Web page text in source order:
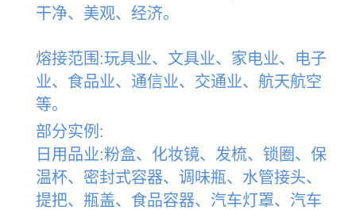
干净、美观、经济。
熔接范围:玩具业、文具业、家电业、电子
业、食品业、通信业、交通业、航天航空
等。
部分实例:
日用品业:粉盒、化妆镜、发梳、锁圈、保
温杯、密封式容器、调味瓶、水管接头、
提把、瓶盖、食品容器、汽车灯罩、汽车